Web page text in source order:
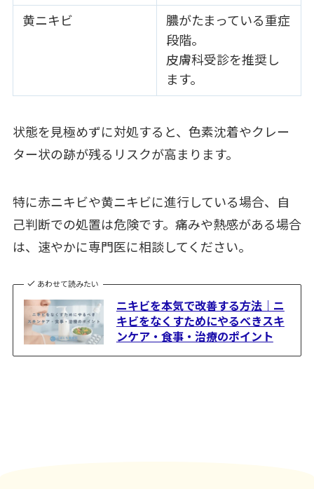
黄ニキビ
膿がたまっている重症
段階。
皮膚科受診を推奨し
ます。
状態を見極めずに対処すると、色素沈着やクレー
ター状の跡が残るリスクが高まります。
特に赤ニキビや黄ニキビに進行している場合、自
己判断での処置は危険です。痛みや熱感がある場合
は、速やかに専門医に相談してください。
あわせて読みたい
ニキビを本気で改善する方法｜ニ
キビをなくすためにやるべきスキ
ンケア・食事・治療のポイント